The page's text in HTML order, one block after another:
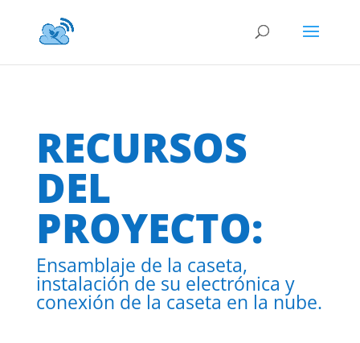
RECURSOS
DEL
PROYECTO:
Ensamblaje de la caseta,
instalación de su electrónica y
conexión de la caseta en la nube.